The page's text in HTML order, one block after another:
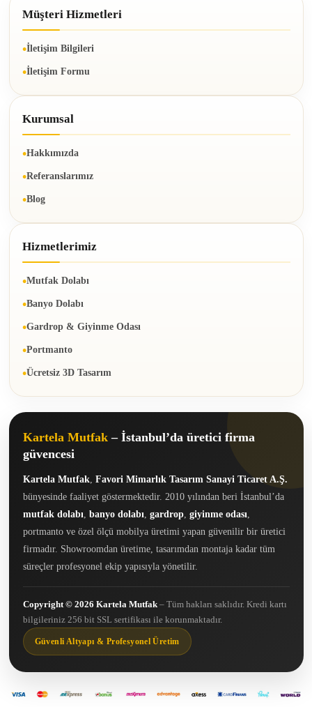
Müşteri Hizmetleri
İletişim Bilgileri
İletişim Formu
Kurumsal
Hakkımızda
Referanslarımız
Blog
Hizmetlerimiz
Mutfak Dolabı
Banyo Dolabı
Gardrop & Giyinme Odası
Portmanto
Ücretsiz 3D Tasarım
Kartela Mutfak– İstanbul’da üretici firma
güvencesi
Kartela Mutfak, Favori Mimarlık Tasarım Sanayi Ticaret A.Ş.
bünyesinde faaliyet göstermektedir. 2010 yılından beri İstanbul’da
mutfak dolabı, banyo dolabı, gardrop, giyinme odası,
portmanto ve özel ölçü mobilya üretimi yapan güvenilir bir üretici
firmadır. Showroomdan üretime, tasarımdan montaja kadar tüm
süreçler profesyonel ekip yapısıyla yönetilir.
Copyright © 2026 Kartela Mutfak– Tüm hakları saklıdır. Kredi kartı
bilgileriniz 256 bit SSL sertifikası ile korunmaktadır.
Güvenli Altyapı & Profesyonel Üretim